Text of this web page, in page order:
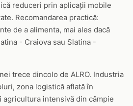
reduceri prin aplicații mobile
Recomandarea practică:
de a alimenta, mai ales dacă
- Craiova sau Slatina -
trece dincolo de ALRO. Industria
zona logistică aflată în
agricultura intensivă din câmpie